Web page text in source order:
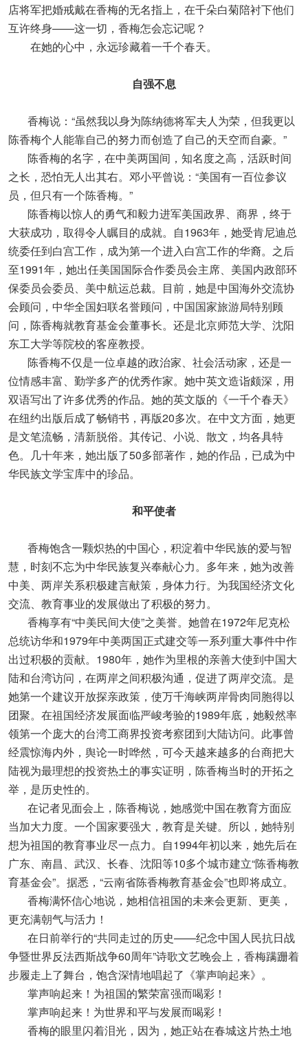
店将军把婚戒戴在香梅的无名指上，在千朵白菊陪衬下他们
互许终身——这一切，香梅怎会忘记呢？
在她的心中，永远珍藏着一千个春天。
自强不息
香梅说：“虽然我以身为陈纳德将军夫人为荣，但我更以
陈香梅个人能靠自己的努力而创造了自己的天空而自豪。”
陈香梅的名字，在中美两国间，知名度之高，活跃时间
之长，恐怕无人出其右。邓小平曾说：“美国有一百位参议
员，但只有一个陈香梅。”
陈香梅以惊人的勇气和毅力进军美国政界、商界，终于
大获成功，取得令人瞩目的成就。自1963年，她受肯尼迪总
统委任到白宫工作，成为第一个进入白宫工作的华裔。之后
至1991年，她出任美国国际合作委员会主席、美国内政部环
保委员会委员、美中航运总裁。目前，她是中国海外交流协
会顾问，中华全国妇联名誉顾问，中国国家旅游局特别顾
问，陈香梅就教育基金会董事长。还是北京师范大学、沈阳
东工大学等院校的客座教授。
陈香梅不仅是一位卓越的政治家、社会活动家，还是一
位情感丰富、勤学多产的优秀作家。她中英文造诣颇深，用
双语写出了许多优秀的作品。她的英文版的《一千个春天》
在纽约出版后成了畅销书，再版20多次。在中文方面，她更
是文笔流畅，清新脱俗。其传记、小说、散文，均各具特
色。几十年来，她出版了50多部著作，她的作品，已成为中
华民族文学宝库中的珍品。
和平使者
香梅饱含一颗炽热的中国心，积淀着中华民族的爱与智
慧，时刻不忘为中华民族复兴奉献心力。多年来，她为改善
中美、两岸关系积极建言献策，身体力行。为我国经济文化
交流、教育事业的发展做出了积极的努力。
香梅享有“中美民间大使”之美誉。她曾在1972年尼克松
总统访华和1979年中美两国正式建交等一系列重大事件中作
出过积极的贡献。1980年，她作为里根的亲善大使到中国大
陆和台湾访问，在两岸之间积极沟通，促进了两岸交流。是
她第一个建议开放探亲政策，使万千海峡两岸骨肉同胞得以
团聚。在祖国经济发展面临严峻考验的1989年底，她毅然率
领第一个庞大的台湾工商界投资考察团到大陆访问。此事曾
经震惊海内外，舆论一时哗然，可今天越来越多的台商把大
陆视为最理想的投资热土的事实证明，陈香梅当时的开拓之
举，是历史性的。
在记者见面会上，陈香梅说，她感觉中国在教育方面应
当加大力度。一个国家要强大，教育是关键。所以，她特别
想为祖国的教育事业尽一点力。自1994年初以来，她先后在
广东、南昌、武汉、长春、沈阳等10多个城市建立“陈香梅教
育基金会”。据悉，“云南省陈香梅教育基金会”也即将成立。
香梅满怀信心地说，她相信祖国的未来会更新、更美，
更充满朝气与活力！
在日前举行的“共同走过的历史——纪念中国人民抗日战
争暨世界反法西斯战争60周年”诗歌文艺晚会上，香梅蹒跚着
步履走上了舞台，饱含深情地唱起了《掌声响起来》。
掌声响起来！为祖国的繁荣富强而喝彩！
掌声响起来！为世界和平与发展而喝彩！
香梅的眼里闪着泪光，因为，她正站在春城这片热土地